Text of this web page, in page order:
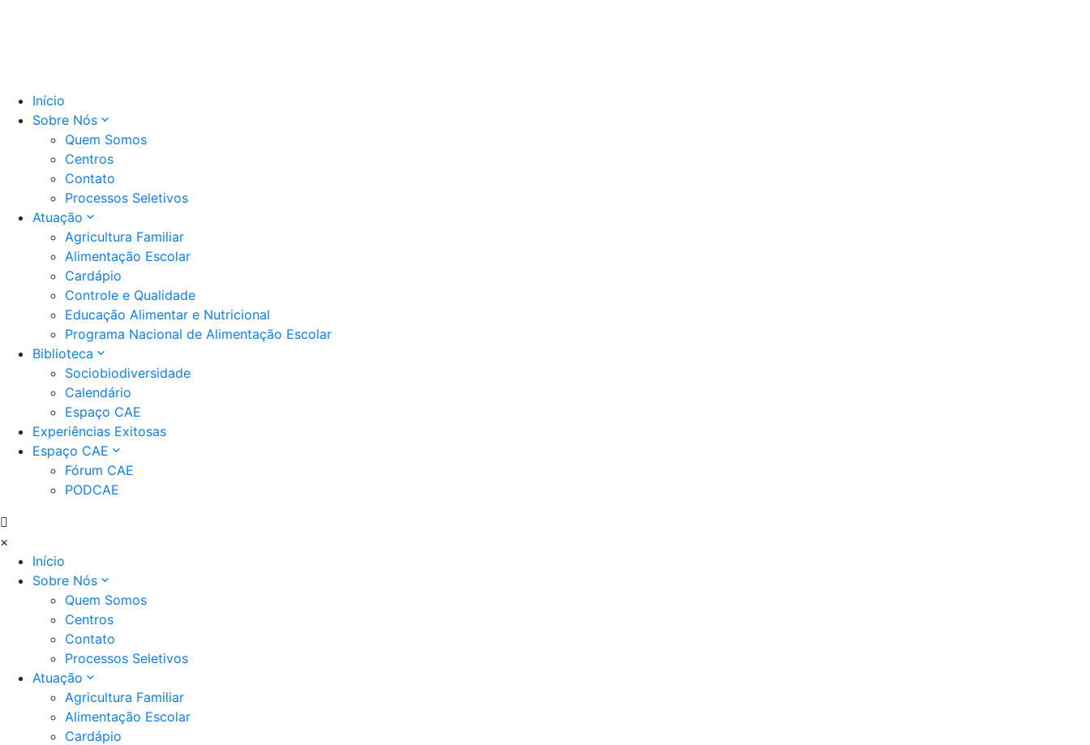
Início
Sobre Nós
Quem Somos
Centros
Contato
Processos Seletivos
Atuação
Agricultura Familiar
Alimentação Escolar
Cardápio
Controle e Qualidade
Educação Alimentar e Nutricional
Programa Nacional de Alimentação Escolar
Biblioteca
Sociobiodiversidade
Calendário
Espaço CAE
Experiências Exitosas
Espaço CAE
Fórum CAE
PODCAE
×
Início
Sobre Nós
Quem Somos
Centros
Contato
Processos Seletivos
Atuação
Agricultura Familiar
Alimentação Escolar
Cardápio